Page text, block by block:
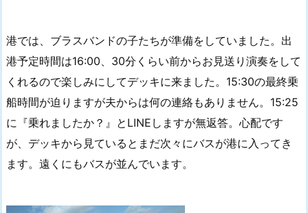
港では、ブラスバンドの子たちが準備をしていました。出
港予定時間は16:00、30分くらい前からお見送り演奏をして
くれるので楽しみにしてデッキに来ました。15:30の最終乗
船時間が迫りますが夫からは何の連絡もありません。15:25
に『乗れましたか？』とLINEしますが無返答。心配です
が、デッキから見ているとまだ次々にバスが港に入ってき
ます。遠くにもバスが並んでいます。